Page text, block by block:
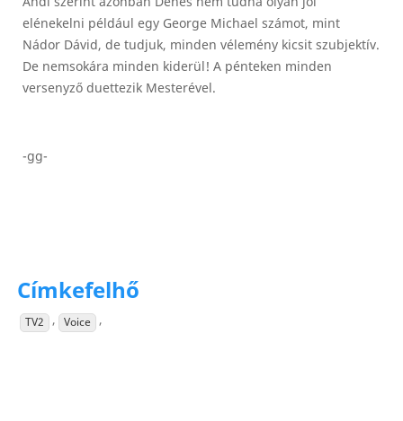
elénekelni például egy George Michael számot, mint
Nádor Dávid, de tudjuk, minden vélemény kicsit szubjektív.
De nemsokára minden kiderül! A pénteken minden
versenyző duettezik Mesterével.
-gg-
Címkefelhő
TV2 , Voice ,